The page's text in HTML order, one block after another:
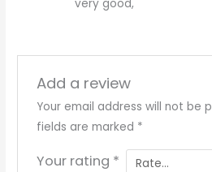
very good,
Add a review
Your email address will not be
fields are marked *
Your rating *